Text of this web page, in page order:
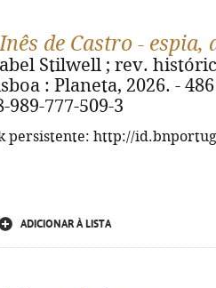
Inês de Castro -
Stilwell ; rev.
: Planeta, 2026. -
989-777-509-3
persistente: http://
ADICIONAR À LISTA